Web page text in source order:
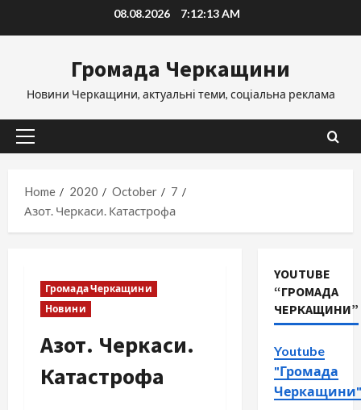
08.08.2026 7:12:14 AM
Громада Черкащини
Новини Черкащини, актуальні теми, соціальна реклама
Primary
Home
2020 October
7
Азот. Черкаси. Катастрофа
Громада Черкащини
Новини
Азот. Черкаси.
Катастрофа
YOUTUBE
“ГРОМАДА
ЧЕРКАЩИНИ”
Youtube
"Громада
Черкащини"